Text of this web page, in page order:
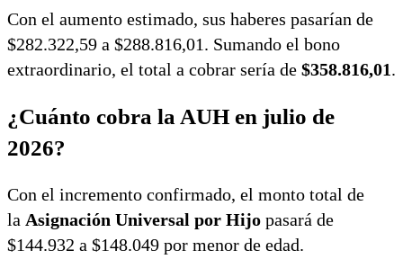
Con el aumento estimado, sus haberes pasarían de
$282.322,59 a $288.816,01. Sumando el bono
extraordinario, el total a cobrar sería de $358.816,01.
¿Cuánto cobra la AUH en julio de
2026?
Con el incremento confirmado, el monto total de
la Asignación Universal por Hijo pasará de
$144.932 a $148.049 por menor de edad.